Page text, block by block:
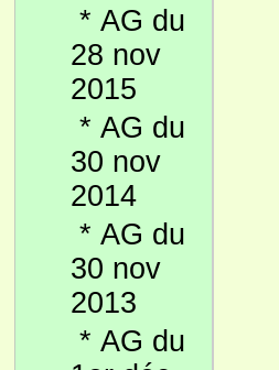
* AG du
28 nov
2015
* AG du
30 nov
2014
* AG du
30 nov
2013
* AG du